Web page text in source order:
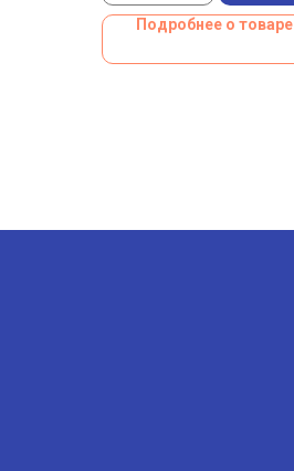
Подробнее о товаре